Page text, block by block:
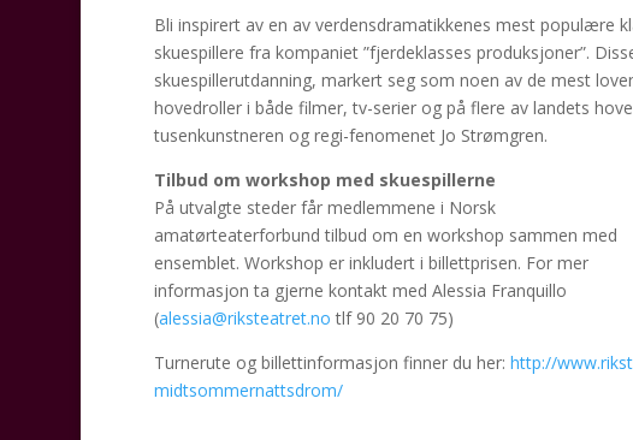
Bli inspirert av en av verdensdramatikkenes mest populære
skuespillere fra kompaniet ”fjerdeklasses produksjoner”.
skuespillerutdanning, markert seg som noen av de mest
hovedroller i både filmer, tv-serier og på flere av landets
tusenkunstneren og regi-fenomenet Jo Strømgren.
Tilbud om workshop med skuespillerne
På utvalgte steder får medlemmene i Norsk
amatørteaterforbund tilbud om en workshop sammen med
ensemblet. Workshop er inkludert i billettprisen. For mer
informasjon ta gjerne kontakt med Alessia Franquillo
(alessia@riksteatret.no tlf 90 20 70 75)
Turnerute og billettinformasjon finner du her: http://
midtsommernattsdrom/